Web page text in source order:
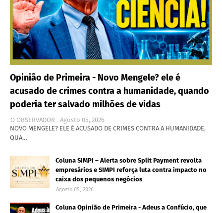
Opinião de Primeira - Novo Mengele? ele é
acusado de crimes contra a humanidade, quando
poderia ter salvado milhões de vidas
O OBSERVADOR
Agosto 05, 2026
NOVO MENGELE? ELE É ACUSADO DE CRIMES CONTRA A HUMANIDADE,
QUA…
Coluna SIMPI – Alerta sobre Split Payment revolta
empresários e SIMPI reforça luta contra impacto no
caixa dos pequenos negócios
Agosto 05, 2026
Coluna Opinião de Primeira - Adeus a Confúcio, que